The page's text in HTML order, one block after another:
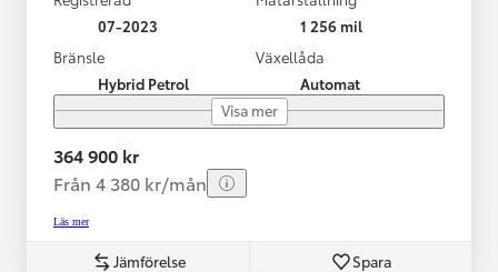
07-2023
1 256 mil
Bränsle
Hybrid Petrol
Växellåda
Automat
Visa mer
364 900 kr
Från 4 380 kr/mån
Läs mer
Jämförelse Spara